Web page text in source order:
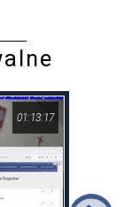
01:13:17